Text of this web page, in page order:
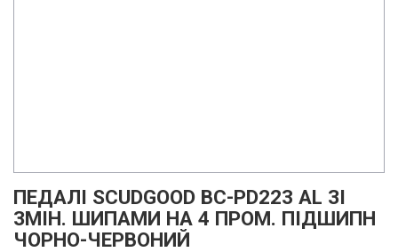
ПЕДАЛІ SCUDGOOD BC-PD223 AL ЗІ
ЗМІН. ШИПАМИ НА 4 ПРОМ. ПІДШИПН
ЧОРНО-ЧЕРВОНИЙ